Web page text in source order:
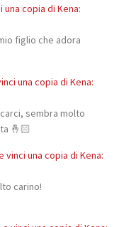
copia di Kena:
figlio che adora
una copia di Kena:
sembra molto
🤞🏻
vinci una copia di Kena:
carino!